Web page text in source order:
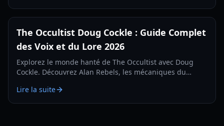
The Occultist Doug Cockle : Guide Complet
des Voix et du Lore 2026
Explorez le monde hanté de The Occultist avec Doug
Cockle. Découvrez Alan Rebels, les mécaniques du
Lire la suite